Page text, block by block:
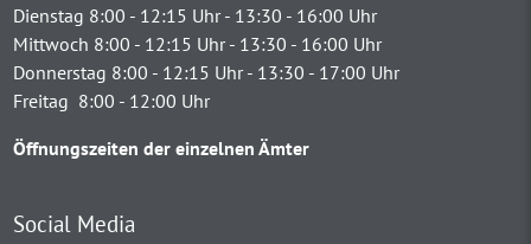
Dienstag 8:00 - 12:15 Uhr - 13:30 - 16:00 Uhr
Mittwoch 8:00 - 12:15 Uhr - 13:30 - 16:00 Uhr
Donnerstag 8:00 - 12:15 Uhr - 13:30 - 17:00 Uhr
Freitag 8:00 - 12:00 Uhr
Öffnungszeiten der einzelnen Ämter
Social Media